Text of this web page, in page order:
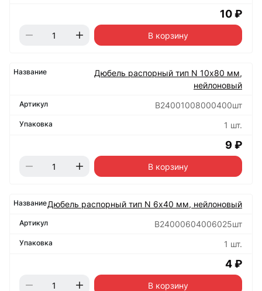
10 ₽
В корзину
Дюбель распорный тип N 10х80 мм,
нейлоновый
B24001008000400шт
1 шт.
9 ₽
В корзину
Дюбель распорный тип N 6х40 мм, нейлоновый
B24000604006025шт
1 шт.
4 ₽
В корзину